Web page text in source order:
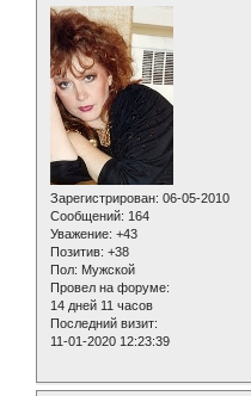
Зарегистрирован: 06-05-2010
Сообщений: 164
Уважение: +43
Позитив: +38
Пол: Мужской
Провел на форуме:
14 дней 11 часов
Последний визит:
11-01-2020 12:23:39